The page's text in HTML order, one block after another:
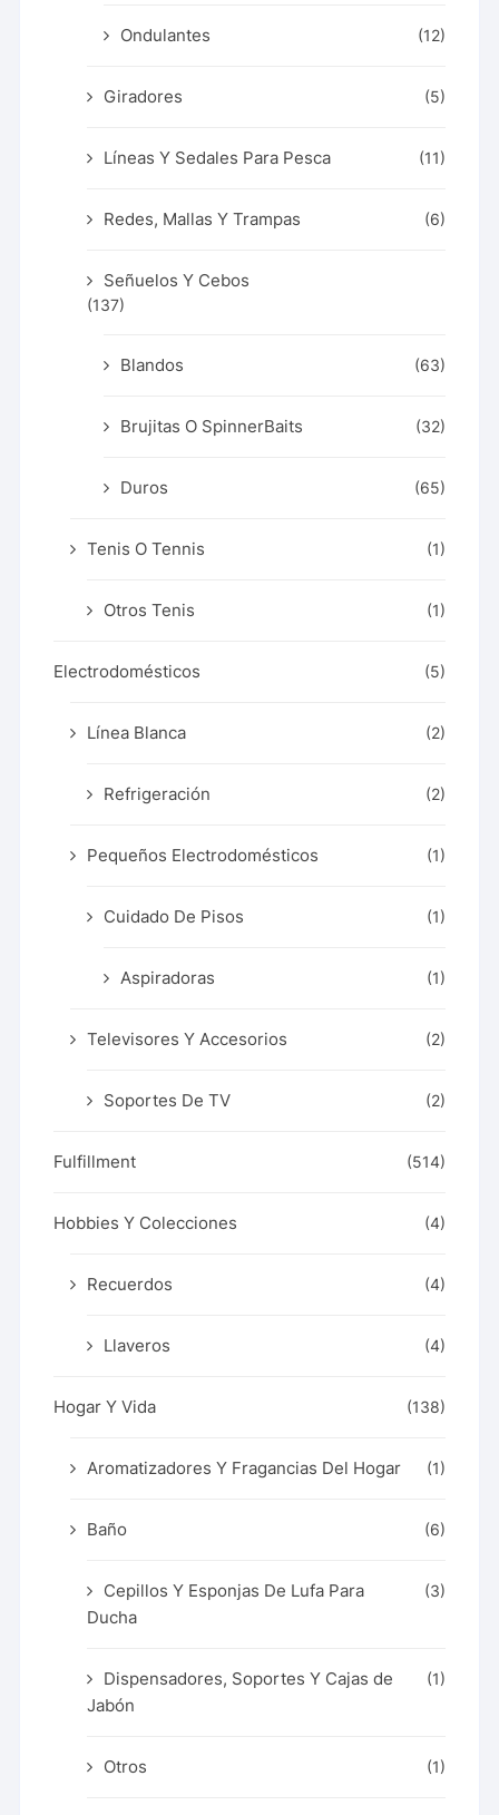
Ondulantes (12)
Giradores (5)
Líneas Y Sedales Para Pesca (11)
Redes, Mallas Y Trampas (6)
Señuelos Y Cebos
(137)
Blandos (63)
Brujitas O SpinnerBaits (32)
Duros (65)
Tenis O Tennis (1)
Otros Tenis (1)
Electrodomésticos (5)
Línea Blanca (2)
Refrigeración (2)
Pequeños Electrodomésticos (1)
Cuidado De Pisos (1)
Aspiradoras (1)
Televisores Y Accesorios (2)
Soportes De TV (2)
Fulfillment (514)
Hobbies Y Colecciones (4)
Recuerdos (4)
Llaveros (4)
Hogar Y Vida (138)
Aromatizadores Y Fragancias Del Hogar (1)
Baño (6)
Cepillos Y Esponjas De Lufa Para
Ducha
(3)
Dispensadores, Soportes Y Cajas de
Jabón
(1)
Otros (1)